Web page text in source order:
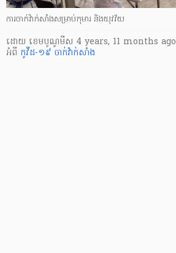
ការចាក់វ៉ាក់សាំង​សម្រាប់កុមារ និងយុវវ័យ
ដោយ ​ ខេមបូណូមីស 4 years, 11 months ago
អំពី កូវីដ-១៩ ចាក់វ៉ាក់សាំង